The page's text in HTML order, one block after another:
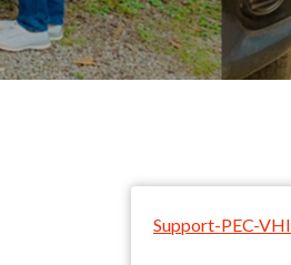
Support-PEC-VHI